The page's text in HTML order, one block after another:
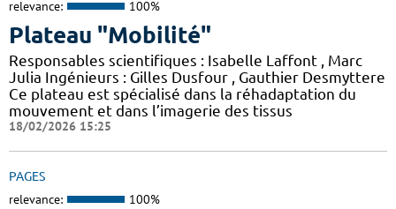
relevance: 100%
Plateau "Mobilité"
Responsables scientifiques : Isabelle Laffont , Marc
Julia Ingénieurs : Gilles Dusfour , Gauthier Desmyttere
Ce plateau est spécialisé dans la réhadaptation du
mouvement et dans l’imagerie des tissus
18/02/2026 15:25
PAGES
relevance: 100%